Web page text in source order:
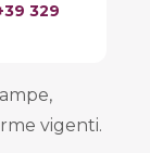
329
vigenti.